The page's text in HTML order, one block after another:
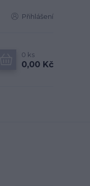
Přihlášení
0 ks
0,00 Kč